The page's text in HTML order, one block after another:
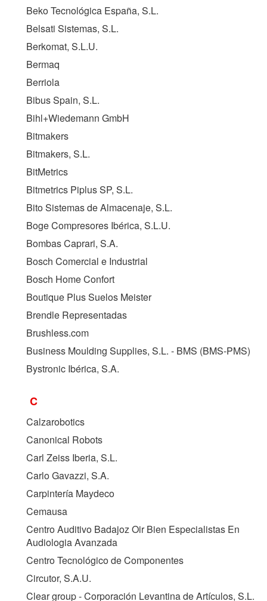
Beko Tecnológica España, S.L.
Belsati Sistemas, S.L.
Berkomat, S.L.U.
Bermaq
Berriola
Bibus Spain, S.L.
Bihl+Wiedemann GmbH
Bitmakers
Bitmakers, S.L.
BitMetrics
Bitmetrics Piplus SP, S.L.
Bito Sistemas de Almacenaje, S.L.
Boge Compresores Ibérica, S.L.U.
Bombas Caprari, S.A.
Bosch Comercial e Industrial
Bosch Home Confort
Boutique Plus Suelos Meister
Brendle Representadas
Brushless.com
Business Moulding Supplies, S.L. - BMS (BMS-PMS)
Bystronic Ibérica, S.A.
C
Calzarobotics
Canonical Robots
Carl Zeiss Iberia, S.L.
Carlo Gavazzi, S.A.
Carpintería Maydeco
Cemausa
Centro Auditivo Badajoz Oir Bien Especialistas En
Audiologia Avanzada
Centro Tecnológico de Componentes
Circutor, S.A.U.
Clear group - Corporación Levantina de Artículos, S.L.